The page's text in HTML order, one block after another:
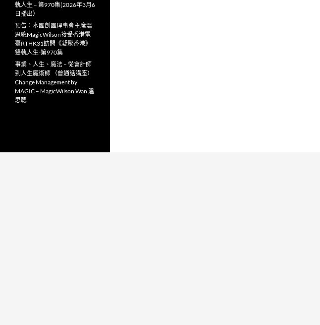
軌人生 – 第970集(2026年3月6
日播出）
預告：本團創團理事會主席溫
思聰MagicWilson接受香港電
臺RTHK31訪問《凝聚香港》
雙軌人生-第970集
事業、人生、魔法 – 從會計師
到人生魔術師 （普通話講座）
Change Management by
MAGIC – MagicWilson Wan 溫
思聰